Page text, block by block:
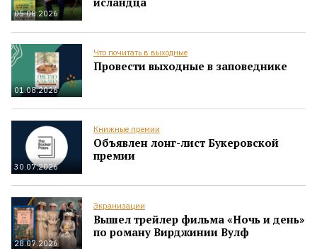
05.08.2026
01.08.2026
Что почитать в выходные
Провести выходные в заповеднике
30.07.2026
Книжные премии
Объявлен лонг-лист Букеровской
премии
28.07.2026
Экранизации
Вышел трейлер фильма «Ночь и день»
по роману Вирджинии Вулф